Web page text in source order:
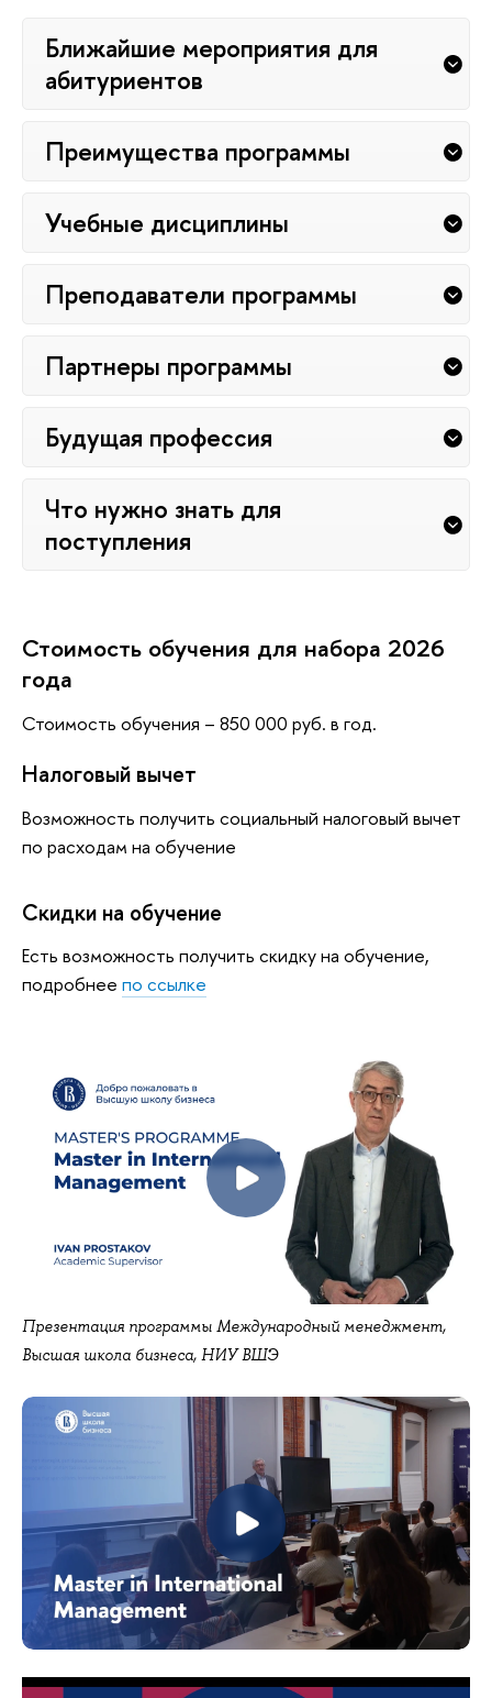
Ближайшие мероприятия для
абитуриентов
Преимущества программы
Учебные дисциплины
Преподаватели программы
Партнеры программы
Будущая профессия
Что нужно знать для
поступления
Стоимость обучения для набора 2026
года
Стоимость обучения – 850 000 руб. в год.
Налоговый вычет
Возможность получить социальный налоговый вычет
по расходам на обучение
Скидки на обучение
Есть возможность получить скидку на обучение,
подробнее по ссылке
Презентация программы Международный менеджмент,
Высшая школа бизнеса, НИУ ВШЭ